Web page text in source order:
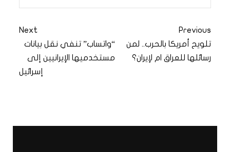
Previous
تلويح أمريكا بالحرب.. لمن
رسائلها للعراق ام لإيران؟
Next
“واتساب” تنفي نقل بيانات
مستخدميها الإيرانيين إلى
إسرائيل